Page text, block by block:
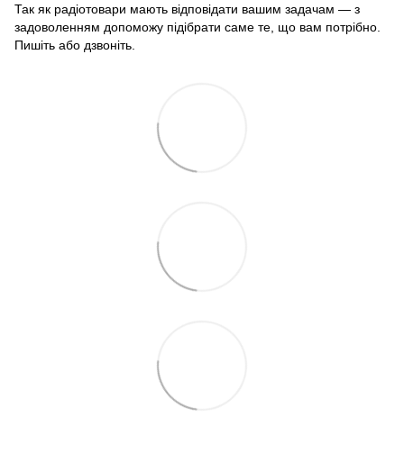
Так як радіотовари мають відповідати вашим задачам — з
задоволенням допоможу підібрати саме те, що вам потрібно.
Пишіть або дзвоніть.